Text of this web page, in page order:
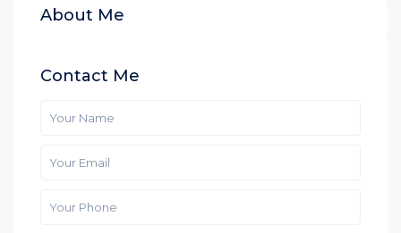
About Me
Contact Me